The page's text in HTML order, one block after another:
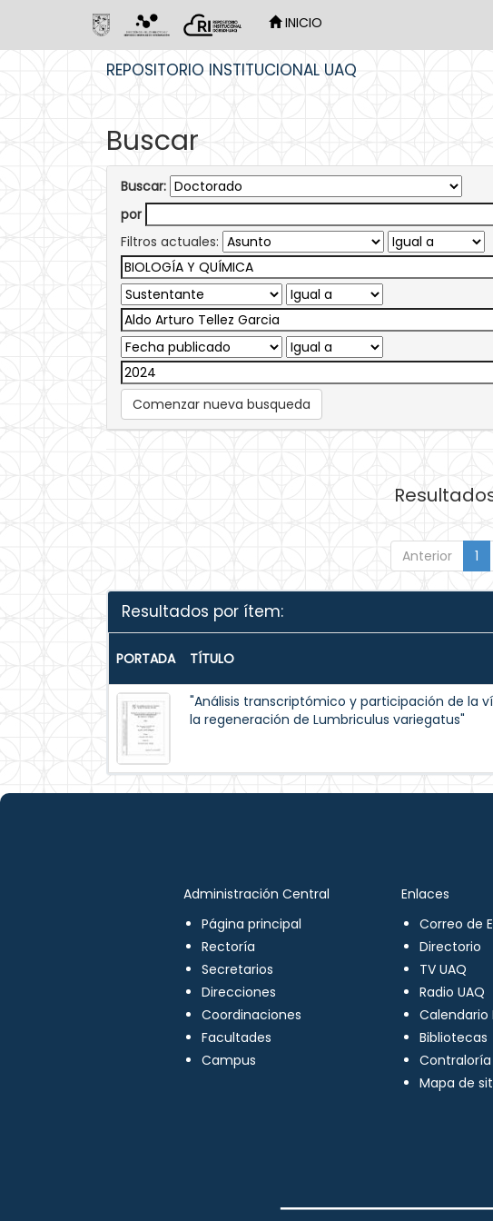
INICIO
REPOSITORIO INSTITUCIONAL UAQ
Buscar
Buscar:
por
Filtros actuales:
Comenzar nueva busqueda
Anterior 1
Resultados por ítem:
PORTADA TÍTULO
"Análisis transcriptómico y participación de la
la regeneración de Lumbriculus variegatus"
Administración Central
Página principal
Rectoría
Secretarios
Direcciones
Coordinaciones
Facultades
Campus
Enlaces
Correo de
Directorio
TV UAQ
Radio UAQ
Calendario
Bibliotecas
Contraloría
Mapa de